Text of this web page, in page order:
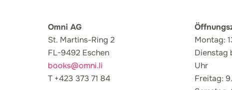
Omni AG
St. Martins-Ring 2
FL-9492 Eschen
books@omni.li
T +423 373 71 84
Montag:
Dienstag
Uhr
Freitag: